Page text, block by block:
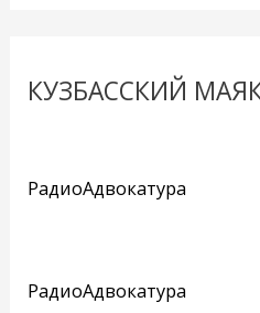
КУЗБАССКИЙ
РадиоАдвокатура
РадиоАдвокатура